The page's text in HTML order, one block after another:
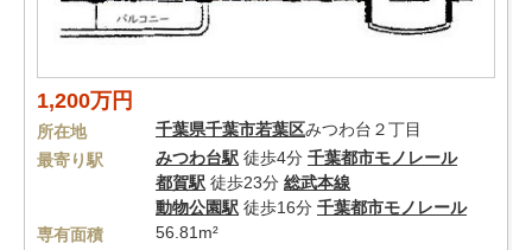
1,200万円
所在地 千葉県千葉市若葉区みつわ台２丁目
最寄り駅
みつわ台駅 徒歩4分 千葉都市モノレール
都賀駅 徒歩23分 総武本線
動物公園駅 徒歩16分 千葉都市モノレール
専有面積
56.81m²